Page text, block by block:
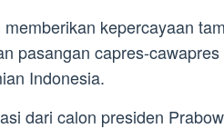
kepercayaan
pasangan capres-
Indonesia.
dari calon presiden